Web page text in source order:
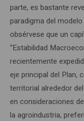
parte, es bastante
paradigma del
obsérvese que un
“Estabilidad
recientemente
eje principal del Plan,
territorial alrededor
en consideraciones
la agroindustria,